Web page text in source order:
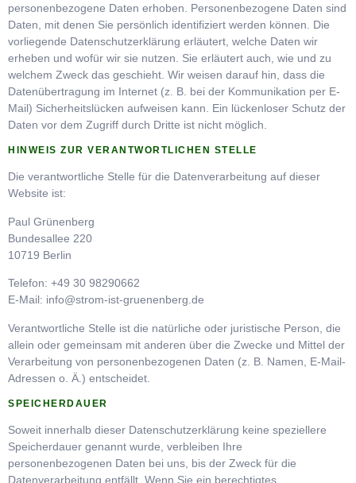
personenbezogene Daten erhoben. Personenbezogene Daten sind
Daten, mit denen Sie persönlich identifiziert werden können. Die
vorliegende Datenschutzerklärung erläutert, welche Daten wir
erheben und wofür wir sie nutzen. Sie erläutert auch, wie und zu
welchem Zweck das geschieht. Wir weisen darauf hin, dass die
Datenübertragung im Internet (z. B. bei der Kommunikation per E-
Mail) Sicherheitslücken aufweisen kann. Ein lückenloser Schutz der
Daten vor dem Zugriff durch Dritte ist nicht möglich.
HINWEIS ZUR VERANTWORTLICHEN STELLE
Die verantwortliche Stelle für die Datenverarbeitung auf dieser
Website ist:
Paul Grünenberg
Bundesallee 220
10719 Berlin
Telefon: +49 30 98290662
E-Mail: info@strom-ist-gruenenberg.de
Verantwortliche Stelle ist die natürliche oder juristische Person, die
allein oder gemeinsam mit anderen über die Zwecke und Mittel der
Verarbeitung von personenbezogenen Daten (z. B. Namen, E-Mail-
Adressen o. Ä.) entscheidet.
SPEICHERDAUER
Soweit innerhalb dieser Datenschutzerklärung keine speziellere
Speicherdauer genannt wurde, verbleiben Ihre
personenbezogenen Daten bei uns, bis der Zweck für die
Datenverarbeitung entfällt. Wenn Sie ein berechtigtes